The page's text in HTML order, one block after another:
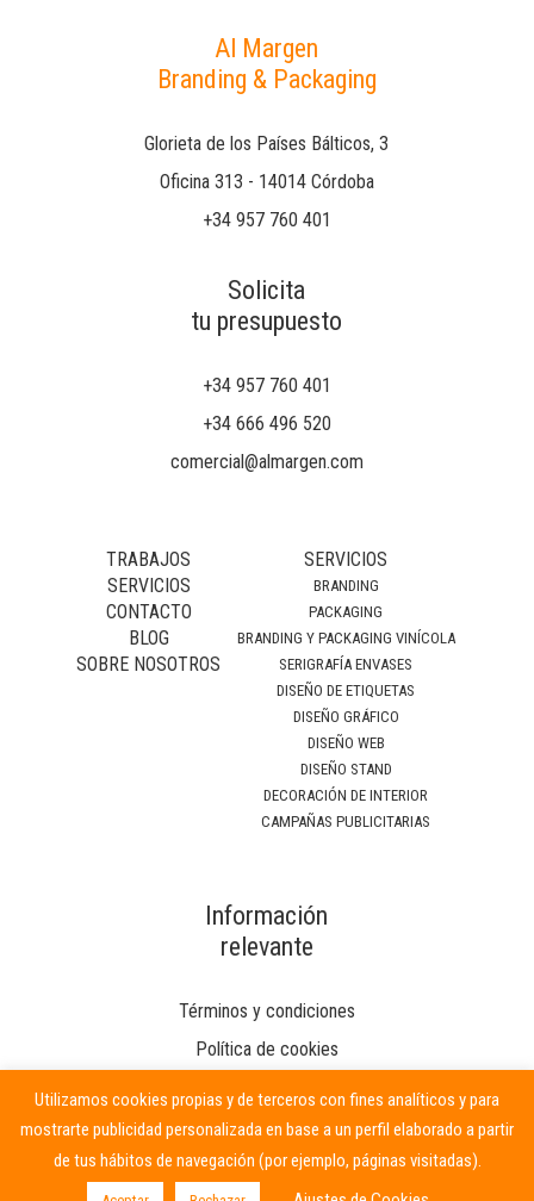
Al Margen
Branding & Packaging
Glorieta de los Países Bálticos, 3
Oficina 313 - 14014 Córdoba
+34 957 760 401
Solicita
tu presupuesto
+34 957 760 401
+34 666 496 520
comercial@almargen.com
TRABAJOS
SERVICIOS
CONTACTO
BLOG
SOBRE NOSOTROS
SERVICIOS
BRANDING
PACKAGING
BRANDING Y PACKAGING VINÍCOLA
SERIGRAFÍA ENVASES
DISEÑO DE ETIQUETAS
DISEÑO GRÁFICO
DISEÑO WEB
DISEÑO STAND
DECORACIÓN DE INTERIOR
CAMPAÑAS PUBLICITARIAS
Información
relevante
Términos y condiciones
Política de cookies
Utilizamos cookies propias y de terceros con fines analíticos y para
mostrarte publicidad personalizada en base a un perfil elaborado a partir
de tus hábitos de navegación (por ejemplo, páginas visitadas).